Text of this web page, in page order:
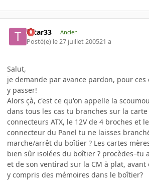
tatar33 Ancien
Posté(e) le 27 juillet 200521 a
Salut,
je demande par avance pardon, pour
y passer!
Alors çà, c'est ce qu'on appelle la
dans tous les cas tu branches sur la
connecteurs ATX, le 12V de 4 broches et
connecteur du Panel tu ne laisses
marche/arrêt du boîtier ? Les cartes
bien sûr isolées du boîtier ? procèdes–tu
et de son ventirad sur la CM à plat,
y compris des mémoires dans le boîtier?